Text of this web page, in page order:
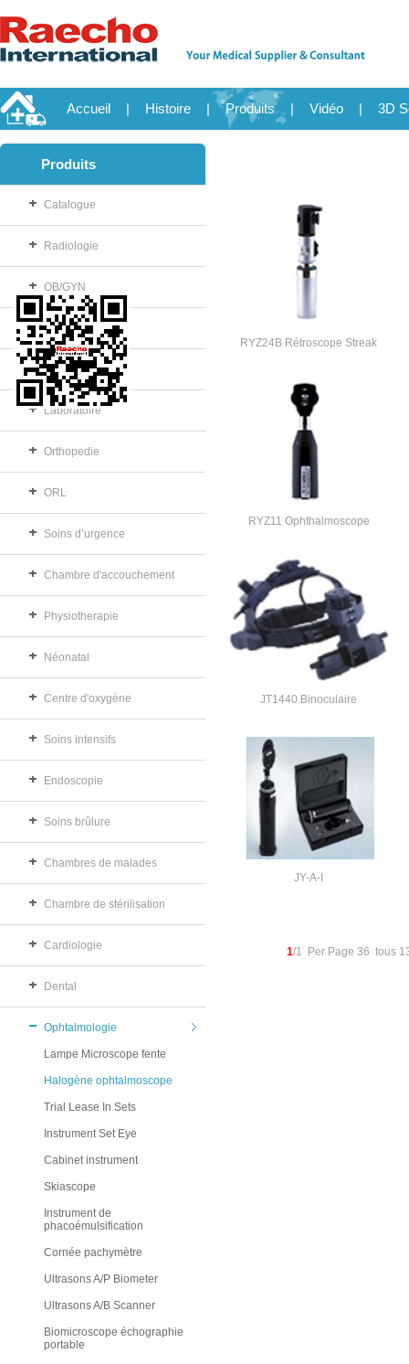
Accueil | Histoire | Produits | Vidéo | 3D
Produits
Catalogue
Radiologie
OB/GYN
Consommable
Salle d'opération
Laboratoire
Orthopedie
ORL
Soins d’urgence
Chambre d'accouchement
Physiotherapie
Néonatal
Centre d'oxygène
Soins intensifs
Endoscopie
Soins brûlure
Chambres de malades
Chambre de stérilisation
Cardiologie
Dental
Ophtalmologie
Lampe Microscope fente
Halogène ophtalmoscope
Trial Lease In Sets
Instrument Set Eye
Cabinet instrument
Skiascope
Instrument de
phacoémulsification
Cornée pachymètre
Ultrasons A/P Biometer
Ultrasons A/B Scanner
Biomicroscope échographie
portable
RYZ24B Rétroscope Streak
RYZ11 Ophthalmoscope
JT1440 Binoculaire
JY-A-I
1/1 Per Page 36 tous